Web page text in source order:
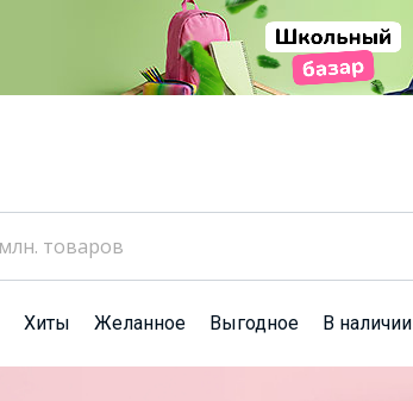
Хиты Желанное Выгодное В наличии